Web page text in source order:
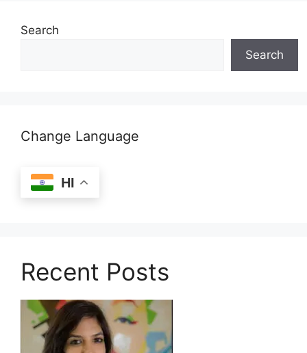
Search
Search
Change Language
HI
Recent Posts